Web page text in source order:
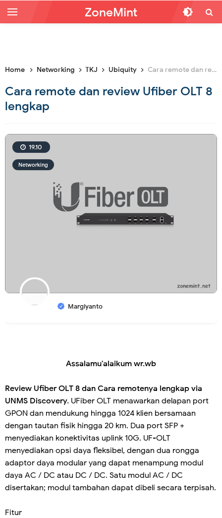
ZoneMint
Home Networking TKJ Ubiquity Cara remote dan review Ufiber OLT 8 lengkap
Cara remote dan review Ufiber OLT 8
lengkap
Networking
Margiyanto
19.10
Assalamu'alaikum wr.wb
Review Ufiber OLT 8 dan Cara remotenya lengkap via
UNMS Discovery. UFiber OLT menawarkan delapan port
GPON dan mendukung hingga 1024 klien bersamaan
dengan tautan fisik hingga 20 km. Dua port SFP +
menyediakan konektivitas uplink 10G. UF-OLT
menyediakan opsi daya fleksibel, dengan dua rongga
adaptor daya modular yang dapat menampung modul
daya AC / DC atau DC / DC. Satu modul AC / DC
disertakan; modul tambahan dapat dibeli secara terpisah.
Fitur